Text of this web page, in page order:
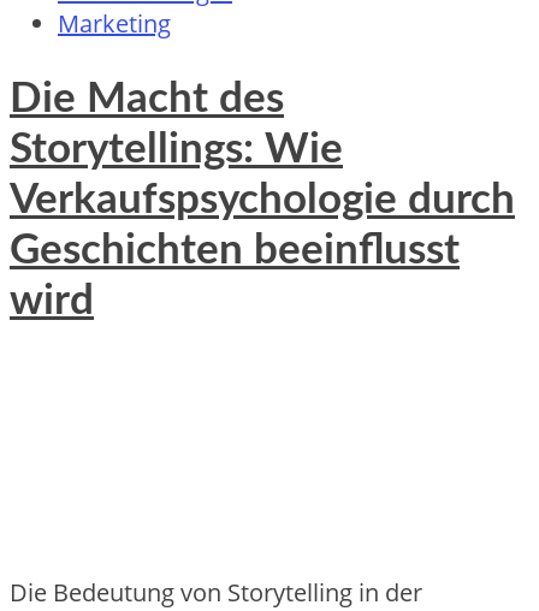
Marketing
Die Macht des
Storytellings: Wie
Verkaufspsychologie durch
Geschichten beeinflusst
wird
Die Bedeutung von Storytelling in der